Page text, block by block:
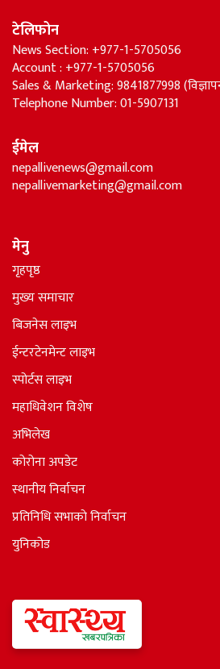
टेलिफोन
News Section: +977-1-5705056
Account : +977-1-5705056
Sales & Marketing: 9841877998
Telephone Number: 01-5907131
ईमेल
nepallivenews@gmail.com
nepallivemarketing@gmail.com
मेनु
गृहपृष्ठ
मुख्य समाचार
बिजनेस लाइभ
ईन्टरटेनमेन्ट लाइभ
स्पोर्टस लाइभ
महाधिवेशन विशेष
अभिलेख
कोरोना अपडेट
स्थानीय निर्वाचन
प्रतिनिधि सभाकाे निर्वाचन
युनिकोड